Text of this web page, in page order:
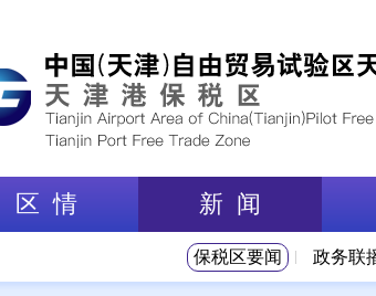
区 情 新 闻
保税区要闻 政务联